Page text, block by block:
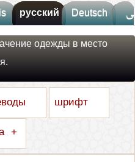
русский Deutsch
تتابع
одежды в место
шрифт
+